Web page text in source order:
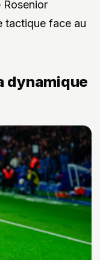
tactique face au
dynamique